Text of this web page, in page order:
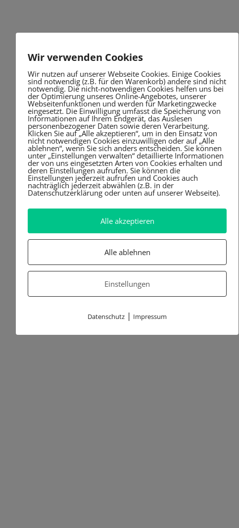
Wir verwenden Cookies
Wir nutzen auf unserer Webseite Cookies. Einige Cookies
sind notwendig (z.B. für den Warenkorb) andere sind nicht
notwendig. Die nicht-notwendigen Cookies helfen uns bei
der Optimierung unseres Online-Angebotes, unserer
Webseitenfunktionen und werden für Marketingzwecke
eingesetzt. Die Einwilligung umfasst die Speicherung von
Informationen auf Ihrem Endgerät, das Auslesen
personenbezogener Daten sowie deren Verarbeitung.
Klicken Sie auf „Alle akzeptieren“, um in den Einsatz von
nicht notwendigen Cookies einzuwilligen oder auf „Alle
ablehnen“, wenn Sie sich anders entscheiden. Sie können
unter „Einstellungen verwalten“ detaillierte Informationen
der von uns eingesetzten Arten von Cookies erhalten und
deren Einstellungen aufrufen. Sie können die
Einstellungen jederzeit aufrufen und Cookies auch
nachträglich jederzeit abwählen (z.B. in der
Datenschutzerklärung oder unten auf unserer Webseite).
Alle akzeptieren
Alle ablehnen
Einstellungen
Datenschutz | Impressum